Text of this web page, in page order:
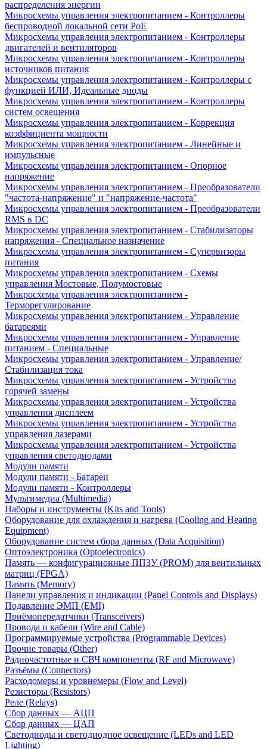
распределения энергии
Микросхемы управления электропитанием - Контроллеры
беспроводной локальной сети PoE
Микросхемы управления электропитанием - Контроллеры
двигателей и вентиляторов
Микросхемы управления электропитанием - Контроллеры
источников питания
Микросхемы управления электропитанием - Контроллеры с
функцией ИЛИ, Идеальные диоды
Микросхемы управления электропитанием - Контроллеры
систем освещения
Микросхемы управления электропитанием - Коррекция
коэффициента мощности
Микросхемы управления электропитанием - Линейные и
импульсные
Микросхемы управления электропитанием - Опорное
напряжение
Микросхемы управления электропитанием - Преобразователи
"частота-напряжение" и "напряжение-частота"
Микросхемы управления электропитанием - Преобразователи
RMS в DC
Микросхемы управления электропитанием - Стабилизаторы
напряжения - Специальное назначение
Микросхемы управления электропитанием - Супервизоры
питания
Микросхемы управления электропитанием - Схемы
управления Мостовые, Полумостовые
Микросхемы управления электропитанием -
Терморегулирование
Микросхемы управления электропитанием - Управление
батареями
Микросхемы управления электропитанием - Управление
питанием - Специальные
Микросхемы управления электропитанием - Управление/
Стабилизация тока
Микросхемы управления электропитанием - Устройства
горячей замены
Микросхемы управления электропитанием - Устройства
управления дисплеем
Микросхемы управления электропитанием - Устройства
управления лазерами
Микросхемы управления электропитанием - Устройства
управления светодиодами
Модули памяти
Модули памяти - Батареи
Модули памяти - Контроллеры
Мультимедиа (Multimedia)
Наборы и инструменты (Kits and Tools)
Оборудование для охлаждения и нагрева (Cooling and Heating
Equipment)
Оборудование систем сбора данных (Data Acquisition)
Оптоэлектроника (Optoelectronics)
Память — конфигурационные ППЗУ (PROM) для вентильных
матриц (FPGA)
Память (Memory)
Панели управления и индикации (Panel Controls and Displays)
Подавление ЭМП (EMI)
Приёмопередатчики (Transceivers)
Провода и кабели (Wire and Cable)
Программируемые устройства (Programmable Devices)
Прочие товары (Other)
Радиочастотные и СВЧ компоненты (RF and Microwave)
Разъёмы (Connectors)
Расходомеры и уровнемеры (Flow and Level)
Резисторы (Resistors)
Реле (Relays)
Сбор данных — АЦП
Сбор данных — ЦАП
Светодиоды и светодиодное освещение (LEDs and LED
Lighting)